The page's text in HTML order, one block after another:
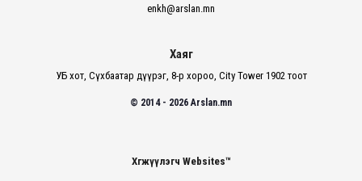
enkh@arslan.mn
Хаяг
УБ хот, Сүхбаатар дүүрэг, 8-р хороо, City Tower 1902 тоот
© 2014 - 2026 Arslan.mn
Хөгжүүлэгч Websites™